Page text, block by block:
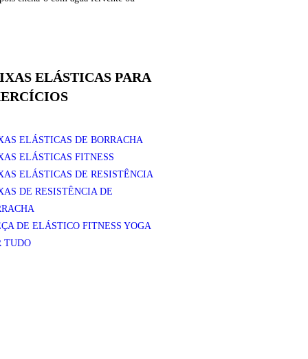
ELÁSTICAS PARA
ELÁSTICAS DE BORRACHA
ELÁSTICAS FITNESS
ELÁSTICAS DE RESISTÊNCIA
DE RESISTÊNCIA DE
DE ELÁSTICO FITNESS YOGA
TUDO